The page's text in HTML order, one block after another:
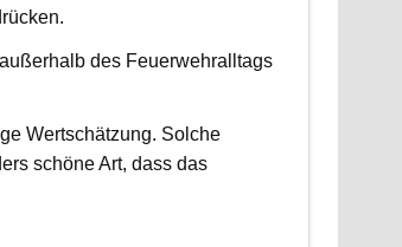
des Feuerwehralltags
Wertschätzung. Solche
schöne Art, dass das